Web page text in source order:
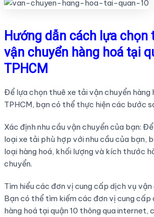
Hướng dẫn cách lựa chọn
vận chuyển hàng hoá tại
TPHCM
Để lựa chọn thuê xe tải vận chuyển hàng
TPHCM, bạn có thể thực hiện các bước
Xác định nhu cầu vận chuyển của bạn:
loại xe tải phù hợp với nhu cầu của bạn,
loại hàng hoá, khối lượng và kích thước
chuyển.
Tìm hiểu các đơn vị cung cấp dịch vụ vận
Bạn có thể tìm kiếm các đơn vị cung cấp
hàng hoá tại quận 10 thông qua internet,